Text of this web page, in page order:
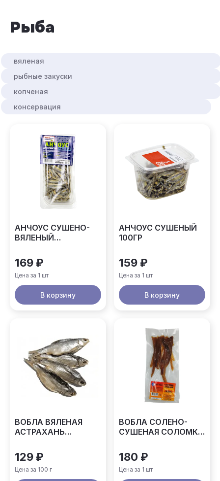
рыба
вяленая
рыбные закуски
копченая
консервация
АНЧОУС СУШЕНО-
ВЯЛЕНЫЙ
90ГР
169 ₽
Цена за 1 шт
В корзину
АНЧОУС СУШЕНЫЙ
100ГР
159 ₽
Цена за 1 шт
В корзину
ВОБЛА ВЯЛЕНАЯ
АСТРАХАНЬ
129 ₽
Цена за 100 г
ВОБЛА СОЛЕНО-
СУШЕНАЯ СОЛОМКА
180 ₽
Цена за 1 шт